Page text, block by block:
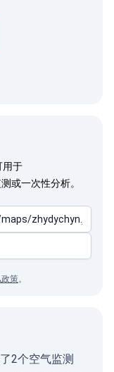
用于
或一次性分析。
政策。
2个空气监测